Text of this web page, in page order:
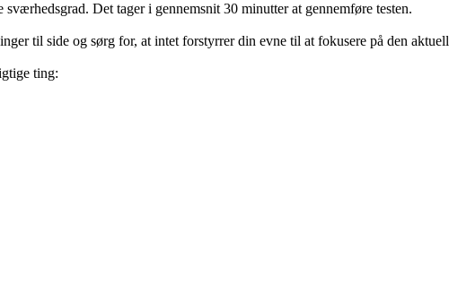
Det tager i gennemsnit 30 minutter at gennemføre testen.
til side og sørg for, at intet forstyrrer din evne til at fokusere på den
ting: